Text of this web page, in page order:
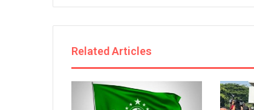
Related Articles